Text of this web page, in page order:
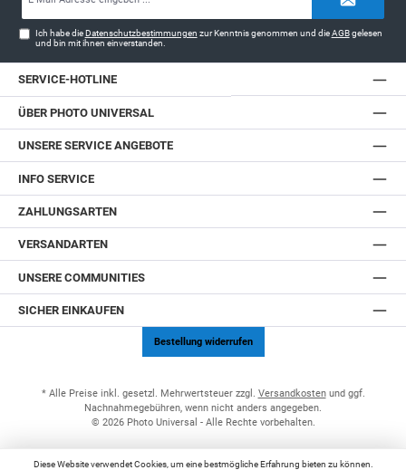
Ich habe dieDatenschutzbestimmungen zur Kenntnis genommen und dieAGBgelesen
und bin mit ihnen einverstanden.
SERVICE-HOTLINE
ÜBER PHOTO UNIVERSAL
UNSERE SERVICE ANGEBOTE
INFO SERVICE
ZAHLUNGSARTEN
VERSANDARTEN
UNSERE COMMUNITIES
SICHER EINKAUFEN
Bestellung widerrufen
* Alle Preise inkl. gesetzl. Mehrwertsteuer zzgl. Versandkostenund ggf.
Nachnahmegebühren, wenn nicht anders angegeben.
© 2026 Photo Universal - Alle Rechte vorbehalten.
Diese Website verwendet Cookies, um eine bestmögliche Erfahrung bieten zu können.